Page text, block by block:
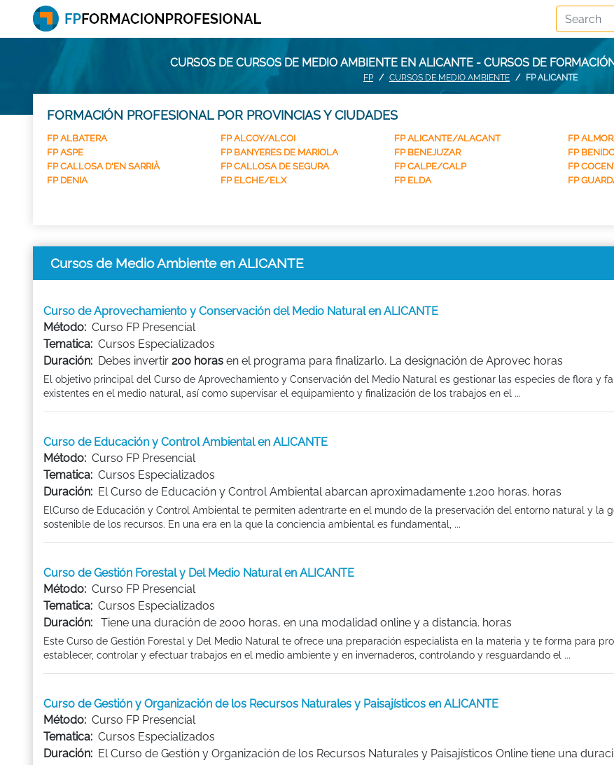
CURSOS DE CURSOS DE MEDIO AMBIENTE EN ALICANTE - CURSOS DE
FP CURSOS DE MEDIO AMBIENTE FP ALICANTE
FORMACIÓN PROFESIONAL POR PROVINCIAS Y CIUDADES
FP ALBATERA FP ALCOY/ALCOI FP ALICANTE/ALACANT FP
FP ASPE
FP BANYERES DE MARIOLA FP BENEJUZAR FP
FP CALLOSA D'EN SARRIÀ
FP CALLOSA DE SEGURA FP CALPE/CALP FP
FP DENIA
FP ELCHE/ELX FP ELDA FP
Cursos de Medio Ambiente en ALICANTE
Curso de Aprovechamiento y Conservación del Medio Natural en ALICANTE
Método: Curso FP Presencial
Tematica: Cursos Especializados
Duración: Debes invertir 200 horas en el programa para finalizarlo. La designación de Aprovec horas
El objetivo principal del Curso de Aprovechamiento y Conservación del Medio Natural es gestionar las especies de flora y
existentes en el medio natural, así como supervisar el equipamiento y finalización de los trabajos en el ...
Curso de Educación y Control Ambiental en ALICANTE
Método: Curso FP Presencial
Tematica: Cursos Especializados
Duración: El Curso de Educación y Control Ambiental abarcan aproximadamente 1.200 horas. horas
ElCurso de Educación y Control Ambiental te permiten adentrarte en el mundo de la preservación del entorno natural y la
sostenible de los recursos. En una era en la que la conciencia ambiental es fundamental, ...
Curso de Gestión Forestal y Del Medio Natural en ALICANTE
Método: Curso FP Presencial
Tematica: Cursos Especializados
Duración:
Tiene una duración de 2000 horas, en una modalidad online y a distancia. horas
Este Curso de Gestión Forestal y Del Medio Natural te ofrece una preparación especialista en la materia y te forma para
establecer, controlar y efectuar trabajos en el medio ambiente y en invernaderos, controlando y resguardando el ...
Curso de Gestión y Organización de los Recursos Naturales y Paisajísticos en ALICANTE
Método: Curso FP Presencial
Tematica: Cursos Especializados
Duración: El Curso de Gestión y Organización de los Recursos Naturales y Paisajísticos Online tiene una